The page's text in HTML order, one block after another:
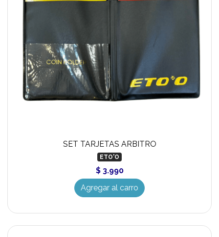
SET TARJETAS ARBITRO
ETO'O
$ 3.990
Agregar al carro